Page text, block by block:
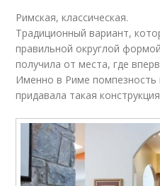
Римская, классическая.
Традиционный вариант,
правильной округлой
получила от места, где
Именно в Риме помпезность
придавала такая